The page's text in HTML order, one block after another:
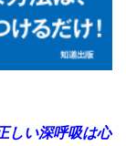
しい深呼吸は心